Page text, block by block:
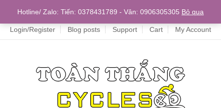
Home
Login/Register Blog posts Support Cart My Account
Hotline/ Zalo: Tiến: 0378431789 - Vân: 0906305305 Bỏ qua